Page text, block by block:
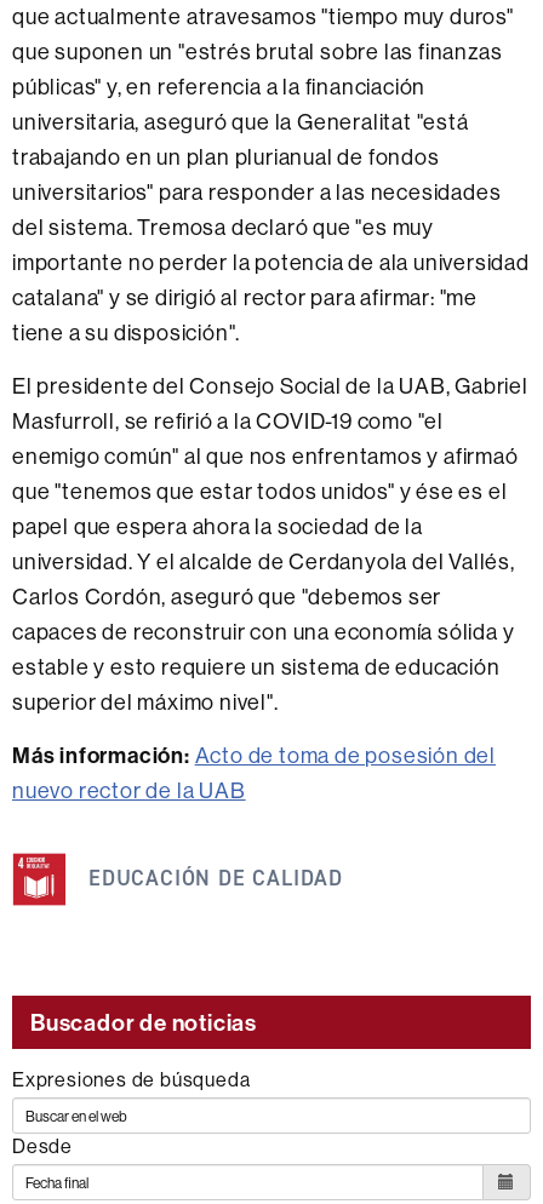
que actualmente atravesamos "tiempo muy duros"
que suponen un "estrés brutal sobre las finanzas
públicas" y, en referencia a la financiación
universitaria, aseguró que la Generalitat "está
trabajando en un plan plurianual de fondos
universitarios" para responder a las necesidades
del sistema. Tremosa declaró que "es muy
importante no perder la potencia de ala universidad
catalana" y se dirigió al rector para afirmar: "me
tiene a su disposición".
El presidente del Consejo Social de la UAB, Gabriel
Masfurroll, se refirió a la COVID-19 como "el
enemigo común" al que nos enfrentamos y afirmaó
que "tenemos que estar todos unidos" y ése es el
papel que espera ahora la sociedad de la
universidad. Y el alcalde de Cerdanyola del Vallés,
Carlos Cordón, aseguró que "debemos ser
capaces de reconstruir con una economía sólida y
estable y esto requiere un sistema de educación
superior del máximo nivel".
Más información: Acto de toma de posesión del
nuevo rector de la UAB
noticia
se
de
los
siguientes
ODS
EDUCACIÓN DE CALIDAD
Buscador de noticias
Expresiones de búsqueda
Desde